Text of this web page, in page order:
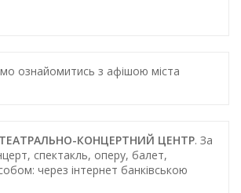
ознайомитись з афішою міста
ТЕАТРАЛЬНО-КОНЦЕРТНИЙ ЦЕНТР. За
спектакль, оперу, балет,
через інтернет банківською